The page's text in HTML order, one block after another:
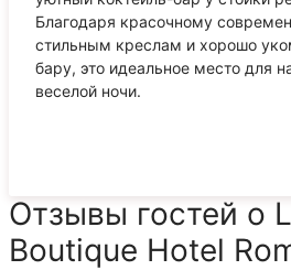
Благодаря красочному
стильным креслам и хорошо
бару, это идеальное место для
веселой ночи.
Отзывы гостей о
Boutique Hotel